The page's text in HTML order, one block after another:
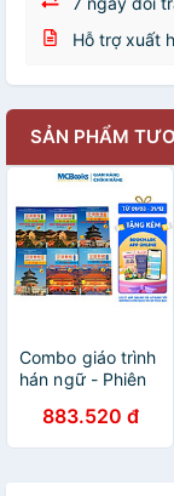
Hỗ trợ xuất
SẢN PHẨM
Combo giáo trình
hán ngữ - Phiên
883.520 đ